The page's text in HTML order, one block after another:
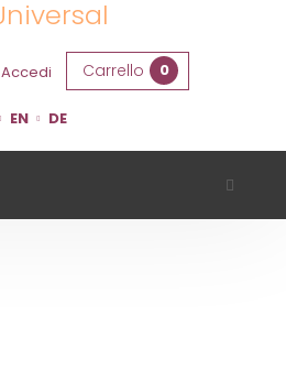
Accedi Carrello 0
EN DE